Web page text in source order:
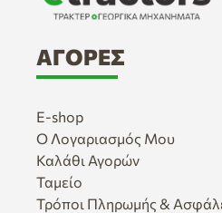
ΑΓΟΡΈΣ
E-shop
Ο Λογαριασμός Μου
Καλάθι Αγορών
Ταμείο
Τρόποι Πληρωμής &